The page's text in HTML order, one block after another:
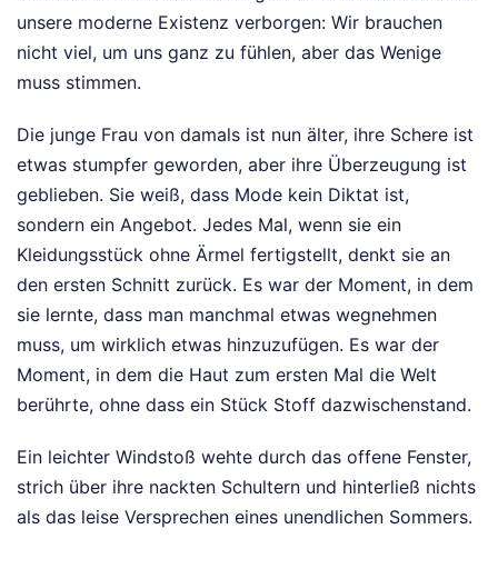
unsere moderne Existenz verborgen: Wir brauchen
nicht viel, um uns ganz zu fühlen, aber das Wenige
muss stimmen.
Die junge Frau von damals ist nun älter, ihre Schere ist
etwas stumpfer geworden, aber ihre Überzeugung ist
geblieben. Sie weiß, dass Mode kein Diktat ist,
sondern ein Angebot. Jedes Mal, wenn sie ein
Kleidungsstück ohne Ärmel fertigstellt, denkt sie an
den ersten Schnitt zurück. Es war der Moment, in dem
sie lernte, dass man manchmal etwas wegnehmen
muss, um wirklich etwas hinzuzufügen. Es war der
Moment, in dem die Haut zum ersten Mal die Welt
berührte, ohne dass ein Stück Stoff dazwischenstand.
Ein leichter Windstoß wehte durch das offene Fenster,
strich über ihre nackten Schultern und hinterließ nichts
als das leise Versprechen eines unendlichen Sommers.